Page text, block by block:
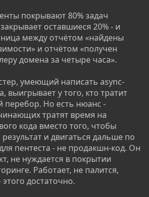
покрывают 80% задач
оставшиеся 20% - и
между отчётом «найдены
и отчётом «получен
домена за четыре часа».
умеющий написать async-
выигрывает у того, кто тратит
перебор. Но есть нюанс -
тратят время на
кода вместо того, чтобы
и двигаться дальше по
пентеста - не продакшн-код. Он
не нуждается в покрытии
Работает, не палится,
достаточно.